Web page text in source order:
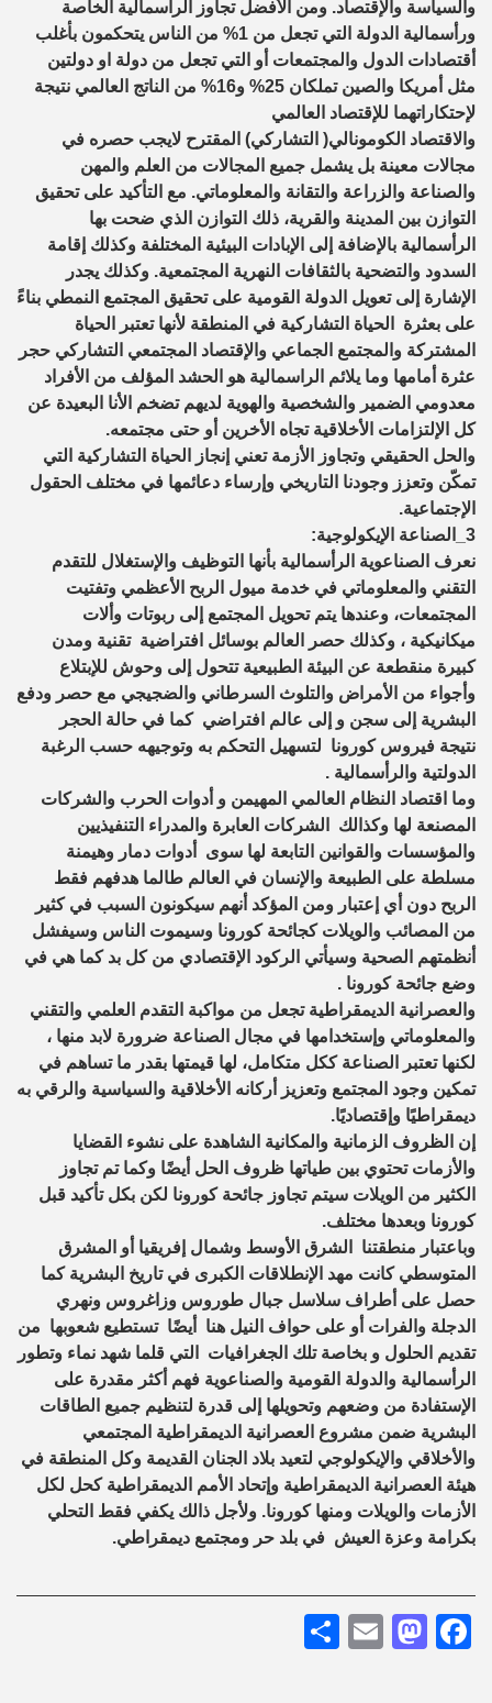
والسياسة والإقتصاد. ومن الأفضل تجاوز الرأسمالية الخاصة
ورأسمالية الدولة التي تجعل من 1% من الناس يتحكمون بأغلب
أقتصادات الدول والمجتمعات أو التي تجعل من دولة او دولتين
مثل أمريكا والصين تملكان 25% و16% من الناتج العالمي نتيجة
لإحتكاراتهما للإقتصاد العالمي
والاقتصاد الكومونالي( التشاركي) المقترح لايجب حصره في
مجالات معينة بل يشمل جميع المجالات من العلم والمهن
والصناعة والزراعة والتقانة والمعلوماتي. مع التأكيد على تحقيق
التوازن بين المدينة والقرية، ذلك التوازن الذي ضحت بها
الرأسمالية بالإضافة إلى الإبادات البيئية المختلفة وكذلك إقامة
السدود والتضحية بالثقافات النهرية المجتمعية. وكذلك يجدر
الإشارة إلى تعويل الدولة القومية على تحقيق المجتمع النمطي بناءً
على بعثرة الحياة التشاركية في المنطقة لأنها تعتبر الحياة
المشتركة والمجتمع الجماعي والإقتصاد المجتمعي التشاركي حجر
عثرة أمامها وما يلائم الراسمالية هو الحشد المؤلف من الأفراد
معدومي الضمير والشخصية والهوية لديهم تضخم الأنا البعيدة عن
كل الإلتزامات الأخلاقية تجاه الأخرين أو حتى مجتمعه.
والحل الحقيقي وتجاوز الأزمة تعني إنجاز الحياة التشاركية التي
تمكّن وتعزز وجودنا التاريخي وإرساء دعائمها في مختلف الحقول
الإجتماعية.
3_الصناعة الإيكولوجية:
نعرف الصناعوية الرأسمالية بأنها التوظيف والإستغلال للتقدم
التقني والمعلوماتي في خدمة ميول الربح الأعظمي وتفتيت
المجتمعات، وعندها يتم تحويل المجتمع إلى ربوتات وألات
ميكانيكية ، وكذلك حصر العالم بوسائل افتراضية تقنية ومدن
كبيرة منقطعة عن البيئة الطبيعية تتحول إلى وحوش للإبتلاع
وأجواء من الأمراض والتلوث السرطاني والضجيجي مع حصر ودفع
البشرية إلى سجن و إلى عالم افتراضي كما في حالة الحجر
نتيجة فيروس كورونا لتسهيل التحكم به وتوجيهه حسب الرغبة
الدولتية والرأسمالية .
وما اقتصاد النظام العالمي المهيمن و أدوات الحرب والشركات
المصنعة لها وكذالك الشركات العابرة والمدراء التنفيذيين
والمؤسسات والقوانين التابعة لها سوى أدوات دمار وهيمنة
مسلطة على الطبيعة والإنسان في العالم طالما هدفهم فقط
الربح دون أي إعتبار ومن المؤكد أنهم سيكونون السبب في كثير
من المصائب والويلات كجائحة كورونا وسيموت الناس وسيفشل
أنظمتهم الصحية وسيأتي الركود الإقتصادي من كل بد كما هي في
وضع جائحة كورونا .
والعصرانية الديمقراطية تجعل من مواكبة التقدم العلمي والتقني
والمعلوماتي وإستخدامها في مجال الصناعة ضرورة لابد منها ،
لكنها تعتبر الصناعة ككل متكامل، لها قيمتها بقدر ما تساهم في
تمكين وجود المجتمع وتعزيز أركانه الأخلاقية والسياسية والرقي به
ديمقراطيًا وإقتصاديًا.
إن الظروف الزمانية والمكانية الشاهدة على نشوء القضايا
والأزمات تحتوي بين طياتها ظروف الحل أيضًا وكما تم تجاوز
الكثير من الويلات سيتم تجاوز جائحة كورونا لكن بكل تأكيد قبل
كورونا وبعدها مختلف.
وباعتبار منطقتنا الشرق الأوسط وشمال إفريقيا أو المشرق
المتوسطي كانت مهد الإنطلاقات الكبرى في تاريخ البشرية كما
حصل على أطراف سلاسل جبال طوروس وزاغروس ونهري
الدجلة والفرات أو على حواف النيل هنا أيضًا تستطيع شعوبها من
تقديم الحلول و بخاصة تلك الجغرافيات التي قلما شهد نماء وتطور
الرأسمالية والدولة القومية والصناعوية فهم أكثر مقدرة على
الإستفادة من وضعهم وتحويلها إلى قدرة لتنظيم جميع الطاقات
البشرية ضمن مشروع العصرانية الديمقراطية المجتمعي
والأخلاقي والإيكولوجي لتعيد بلاد الجنان القديمة وكل المنطقة في
هيئة العصرانية الديمقراطية وإتحاد الأمم الديمقراطية كحل لكل
الأزمات والويلات ومنها كورونا. ولأجل ذالك يكفي فقط التحلي
بكرامة وعزة العيش في بلد حر ومجتمع ديمقراطي.
Facebook
Mastodon
Email